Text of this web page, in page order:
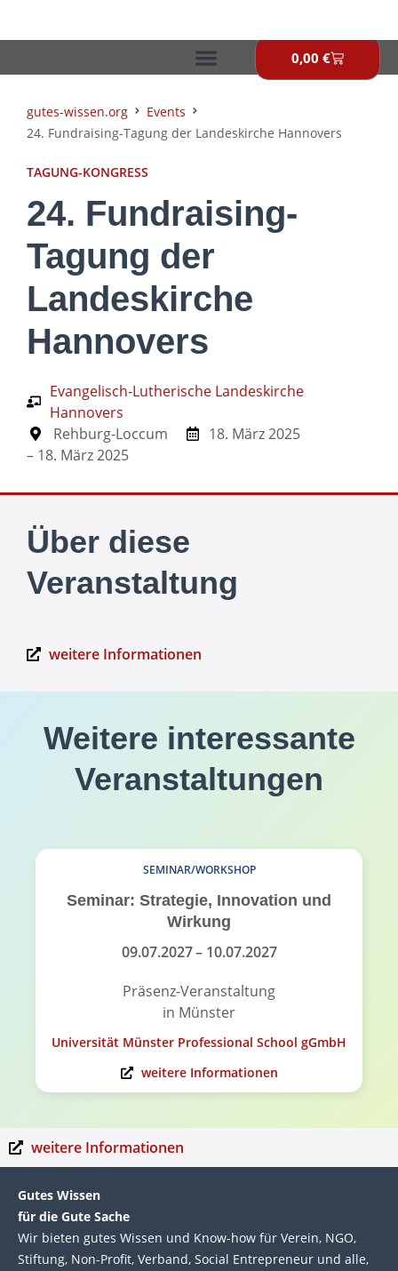
0,00 €
gutes-wissen.org
Events
24. Fundraising-Tagung der Landeskirche Hannovers
TAGUNG-KONGRESS
24. Fundraising-
Tagung der
Landeskirche
Hannovers
Evangelisch-Lutherische Landeskirche
Hannovers
Rehburg-Loccum
18. März 2025
– 18. März 2025
Über diese
Veranstaltung
weitere Informationen
Weitere interessante
Veranstaltungen
SEMINAR/WORKSHOP
Seminar: Strategie, Innovation und
Wirkung
09.07.2027– 10.07.2027
Präsenz-Veranstaltung
in Münster
Universität Münster Professional School gGmbH
weitere Informationen
weitere Informationen
Gutes Wissen
für die Gute Sache
Wir bie­ten gutes Wis­sen und Know-how für Ver­ein, NGO,
Stif­tung, Non-Profit, Ver­band, Social Entre­pre­neur und alle,